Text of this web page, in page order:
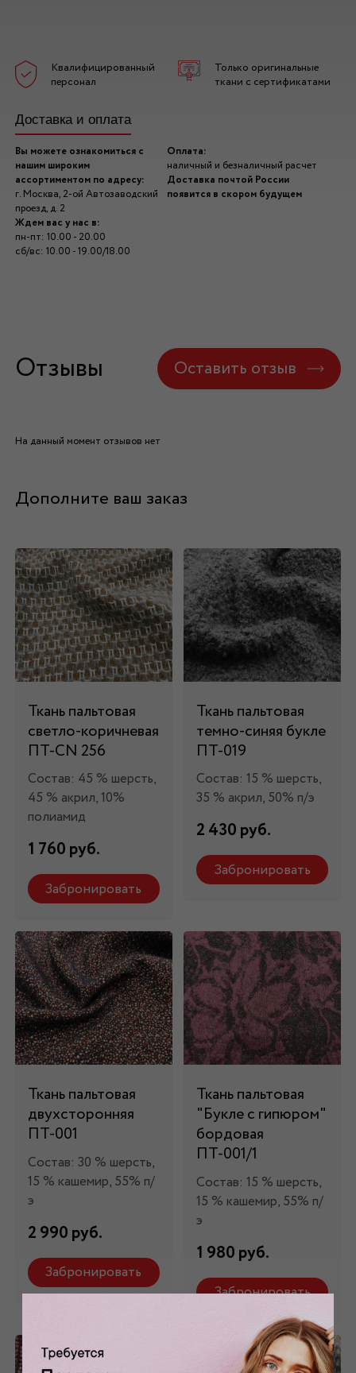
Квалифицированный
персонал
Только оригинальные
ткани с сертификатами
Доставка и оплата
Вы можете ознакомиться с
нашим широким
ассортиментом по адресу:
г. Москва, 2-ой Автозаводский
проезд, д. 2
Ждем вас у нас в:
пн-пт: 10.00 - 20.00
сб/вс: 10.00 - 19.00/18.00
Оплата:
наличный и безналичный расчет
Доставка почтой России
появится в скором будущем
Отзывы Оставить отзыв
На данный момент отзывов нет
Дополните ваш заказ
Ткань пальтовая
светло-коричневая
ПТ-CN 256
Состав: 45 % шерсть,
45 % акрил, 10%
полиамид
1 760 руб.
Забронировать
Ткань пальтовая
темно-синяя букле
ПТ-019
Состав: 15 % шерсть,
35 % акрил, 50% п/э
2 430 руб.
Забронировать
Ткань пальтовая
двухсторонняя
ПТ-001
Состав: 30 % шерсть,
15 % кашемир, 55% п/
э
2 990 руб.
Забронировать
Ткань пальтовая
"Букле с гипюром"
бордовая
ПТ-001/1
Состав: 15 % шерсть,
15 % кашемир, 55% п/
э
1 980 руб.
Забронировать